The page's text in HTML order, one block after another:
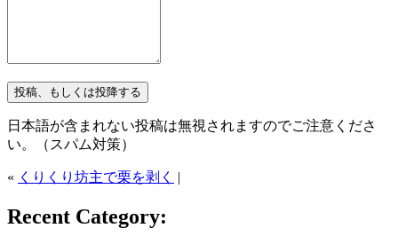
日本語が含まれない投稿は無視されますのでご注意くださ
い。（スパム対策）
« くりくり坊主で栗を剥く |
Recent Category: